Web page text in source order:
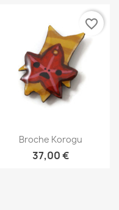
Aperçu rapide
Broche Korogu
37,00 €
favorite_border